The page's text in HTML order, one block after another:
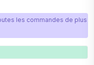
les commandes de plus